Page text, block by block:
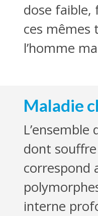
dose faible,
ces mêmes
l’homme
Maladie
dont
correspond
interne